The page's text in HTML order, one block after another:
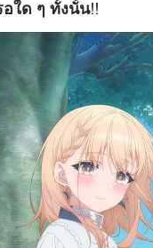
ใด ๆ ทั้งนั้น!!